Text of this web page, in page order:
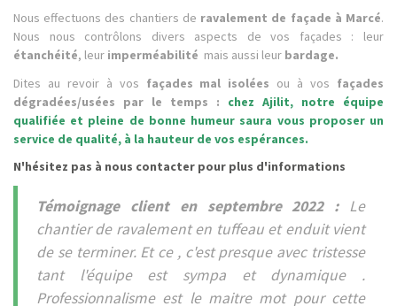
Nous effectuons des chantiers de ravalement de façade à Marcé.
Nous nous contrôlons divers aspects de vos façades : leur
étanchéité, leur imperméabilité mais aussi leur bardage.
Dites au revoir à vos façades mal isolées ou à vos façades
dégradées/usées par le temps : chez Ajilit, notre équipe
qualifiée et pleine de bonne humeur saura vous proposer un
service de qualité, à la hauteur de vos espérances.
N'hésitez pas à nous contacter pour plus d'informations
Témoignage client en septembre 2022 :Le
chantier de ravalement en tuffeau et enduit vient
de se terminer. Et ce , c'est presque avec tristesse
tant l'équipe est sympa et dynamique .
Professionnalisme est le maitre mot pour cette